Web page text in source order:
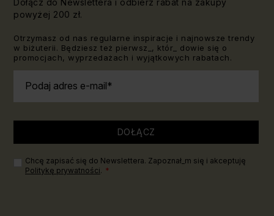
Dołącz do Newslettera i odbierz rabat na zakupy
powyżej 200 zł.
Otrzymasz od nas regularne inspiracje i najnowsze trendy
w biżuterii. Będziesz też pierwsz_, któr_ dowie się o
promocjach, wyprzedażach i wyjątkowych rabatach.
Podaj adres e-mail
DOŁĄCZ
Chcę zapisać się do Newslettera. Zapoznał_m się i akceptuję
Politykę prywatności.